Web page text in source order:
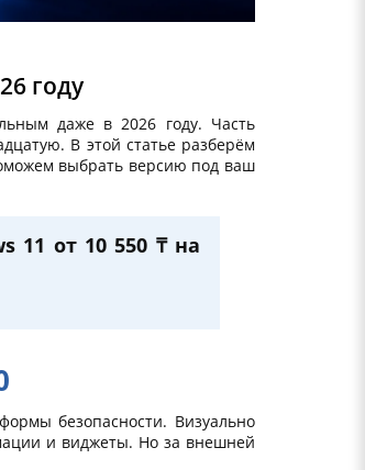
году
даже в 2026 году. Часть
В этой статье разберём
выбрать версию под ваш
11 от 10 550 ₸ на
безопасности. Визуально
и виджеты. Но за внешней